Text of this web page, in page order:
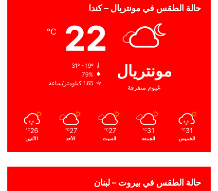
حالة الطقس في مونتريال – كندا
مونتريال
غيوم متفرقة
22
℃
31º - 19º
79%
1.65 كيلومتر/ساعة
31
℃
الخميس
31
℃
الجمعة
27
℃
السبت
27
℃
الأحد
26
℃
الأثنين
حالة الطقس في بيروت – لبنان